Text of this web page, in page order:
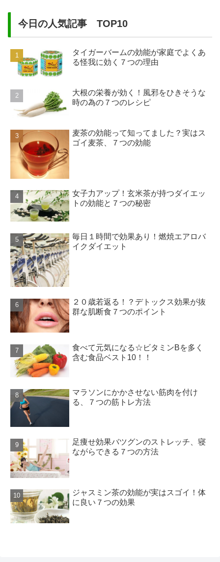
今日の人気記事 TOP10
タイガーバームの効能が家庭でよくあ
る怪我に効く７つの理由
大根の栄養が効く！風邪をひきそうな
時の為の７つのレシピ
麦茶の効能って知ってました？実はス
ゴイ麦茶、７つの効能
女子力アップ！玄米茶が持つダイエッ
トの効能と７つの秘密
毎日１時間で効果あり！燃焼エアロバ
イクダイエット
２０歳若返る！？デトックス効果が抜
群な肌断食７つのポイント
食べて元気になる☆ビタミンBを多く
含む食品ベスト10！！
マラソンにかかさせない筋肉を付け
る、７つの筋トレ方法
足痩せ効果バツグンのストレッチ、寝
ながらできる７つの方法
ジャスミン茶の効能が実はスゴイ！体
に良い７つの効果